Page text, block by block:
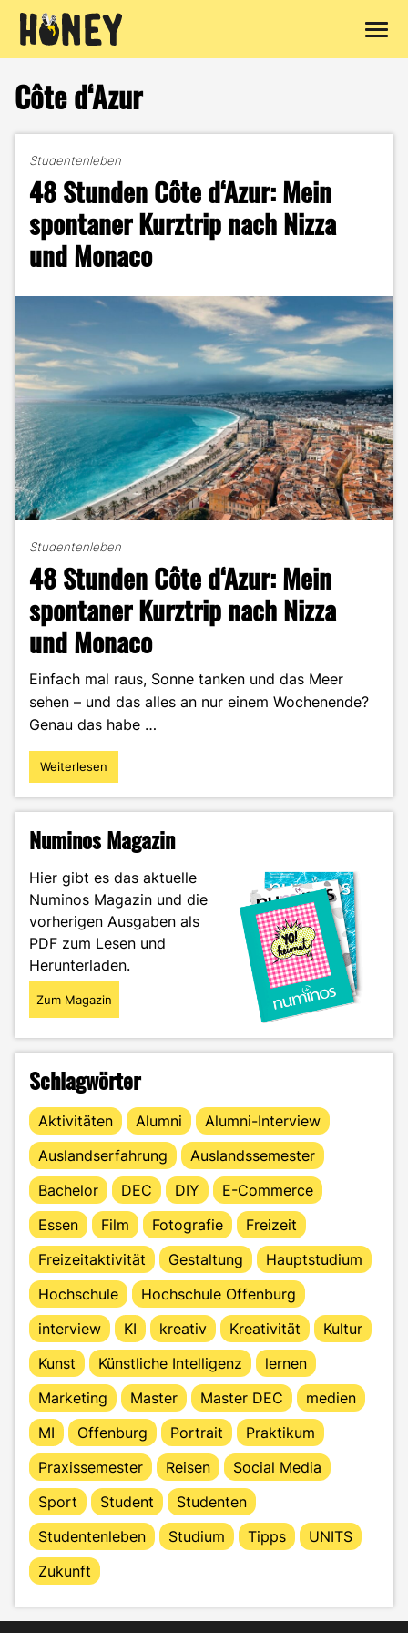
Inhalt
springen
Côte d‘Azur
Studentenleben
48 Stunden Côte d‘Azur: Mein
spontaner Kurztrip nach Nizza
und Monaco
Studentenleben
48 Stunden Côte d‘Azur: Mein
spontaner Kurztrip nach Nizza
und Monaco
Einfach mal raus, Sonne tanken und das Meer
sehen – und das alles an nur einem Wochenende?
Genau das habe …
"48
Stunden
Mein
Kurztrip
nach
Nizza
und
Monaco"
Weiterlesen
Numinos Magazin
Hier gibt es das aktuelle
Numinos Magazin und die
vorherigen Ausgaben als
PDF zum Lesen und
Herunterladen.
Zum Magazin
Schlagwörter
Aktivitäten Alumni
Alumni-Interview
Auslandserfahrung
Auslandssemester
Bachelor
DEC DIY
E-Commerce
Essen
Film Fotografie
Freizeit
Freizeitaktivität
Gestaltung
Hauptstudium
Hochschule
Hochschule Offenburg
interview
KI kreativ Kreativität
Kultur
Kunst
Künstliche Intelligenz
lernen
Marketing
Master Master DEC
medien
MI
Offenburg Portrait
Praktikum
Praxissemester
Reisen
Social Media
Sport
Student
Studenten
Studentenleben
Studium Tipps
UNITS
Zukunft